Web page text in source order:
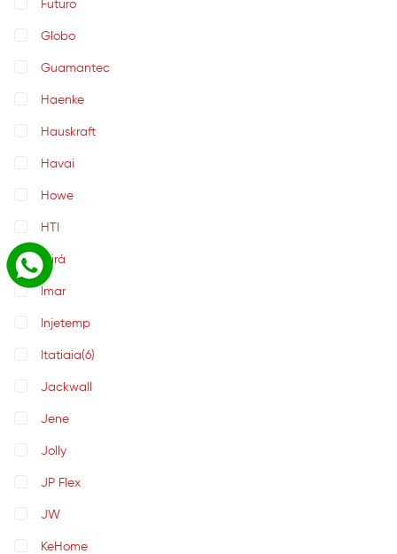
Futuro
Globo
Guamantec
Haenke
Hauskraft
Havai
Howe
HTI
Ibirá
Imar
Injetemp
Itatiaia(6)
Jackwall
Jene
Jolly
JP Flex
JW
KeHome